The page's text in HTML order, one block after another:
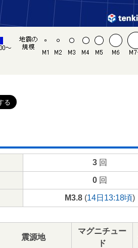
3回
0回
M3.8(14日13:18頃)
震源地
マグニチュー
ド